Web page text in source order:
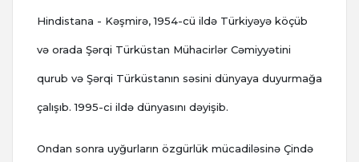
Hindistana - Kəşmirə, 1954-cü ildə Türkiyəyə köçüb
və orada Şərqi Türküstan Mühacirlər Cəmiyyətini
qurub və Şərqi Türküstanın səsini dünyaya duyurmağa
çalışıb. 1995-ci ildə dünyasını dəyişib.
Ondan sonra uyğurların özgürlük mücadiləsinə Çində